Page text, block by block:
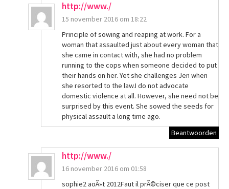
http://www./
15 november 2016 om 18:22
Principle of sowing and reaping at work. For a
woman that assaulted just about every woman that
she came in contact with, she had no problem
running to the cops when someone decided to put
their hands on her. Yet she challenges Jen when
she resorted to the law.I do not advocate
domestic violence at all. However, she need not be
surprised by this event. She sowed the seeds for
physical assault a long time ago.
Beantwoorden
http://www./
16 november 2016 om 01:58
sophie2 aoÃ»t 2012Faut il prÃ©ciser que ce post